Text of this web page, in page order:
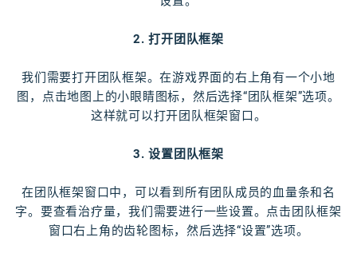
2. 打开团队框架
我们需要打开团队框架。在游戏界面的右上角有一个小地
图，点击地图上的小眼睛图标，然后选择“团队框架”选项。
这样就可以打开团队框架窗口。
3. 设置团队框架
在团队框架窗口中，可以看到所有团队成员的血量条和名
字。要查看治疗量，我们需要进行一些设置。点击团队框架
窗口右上角的齿轮图标，然后选择“设置”选项。